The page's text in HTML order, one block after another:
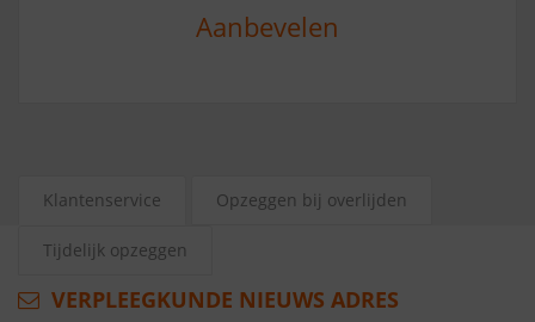
Aanbevelen
Klantenservice Opzeggen bij overlijden
Tijdelijk opzeggen
VERPLEEGKUNDE NIEUWS ADRES